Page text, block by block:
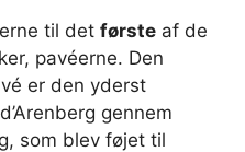
til det første af de
pavéerne. Den
er den yderst
gennem
som blev føjet til